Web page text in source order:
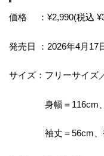
価格 ：¥2,990(税込
発売日 ：2026年4月17
サイズ：フリーサイズ
身幅＝116cm、
袖丈＝56cm、裾